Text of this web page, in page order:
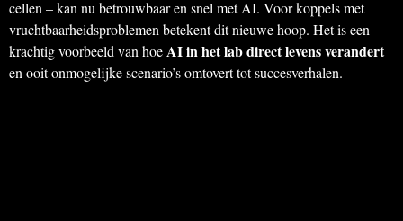
cellen – kan nu betrouwbaar en snel met AI. Voor koppels met
vruchtbaarheidsproblemen betekent dit nieuwe hoop. Het is een
krachtig voorbeeld van hoeAI in het lab direct levens verandert
en ooit onmogelijke scenario’s omtovert tot succesverhalen.